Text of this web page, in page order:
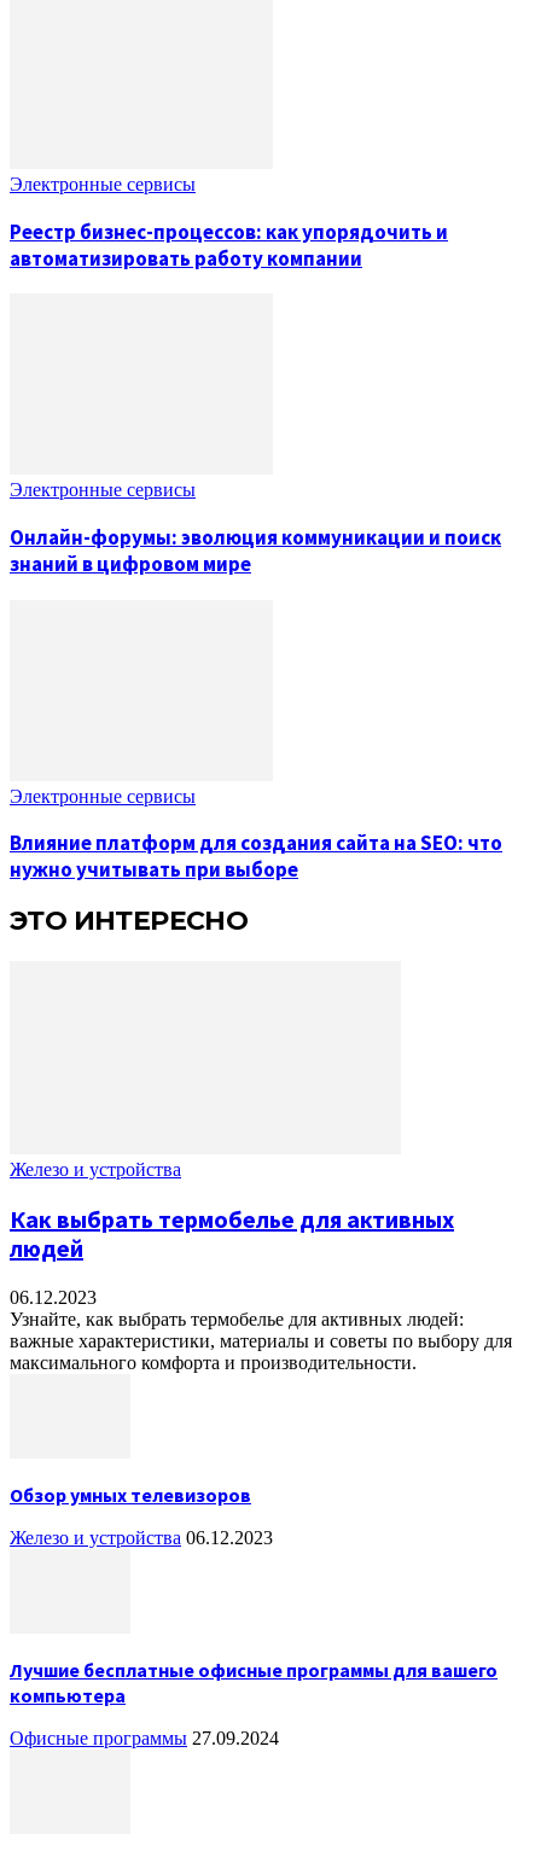
Электронные сервисы
Реестр бизнес-процессов: как упорядочить и
автоматизировать работу компании
Электронные сервисы
Онлайн-форумы: эволюция коммуникации и поиск
знаний в цифровом мире
Электронные сервисы
Влияние платформ для создания сайта на SEO: что
нужно учитывать при выборе
ЭТО ИНТЕРЕСНО
Железо и устройства
Как выбрать термобелье для активных
людей
06.12.2023
Узнайте, как выбрать термобелье для активных людей:
важные характеристики, материалы и советы по выбору для
максимального комфорта и производительности.
Обзор умных телевизоров
Железо и устройства 06.12.2023
Лучшие бесплатные офисные программы для вашего
компьютера
Офисные программы 27.09.2024